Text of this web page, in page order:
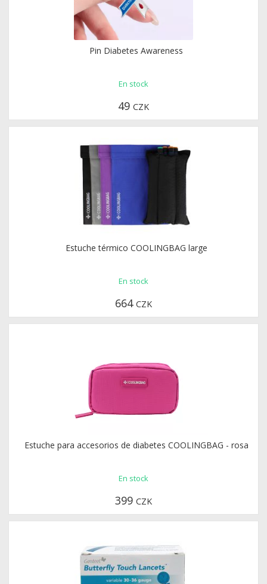
Estuche para bolígrafos de insulina COOLINGBAG
Pin Diabetes Awareness
En stock
49 CZK
Estuche térmico COOLINGBAG large
En stock
664 CZK
Estuche para accesorios de diabetes COOLINGBAG - rosa
En stock
399 CZK